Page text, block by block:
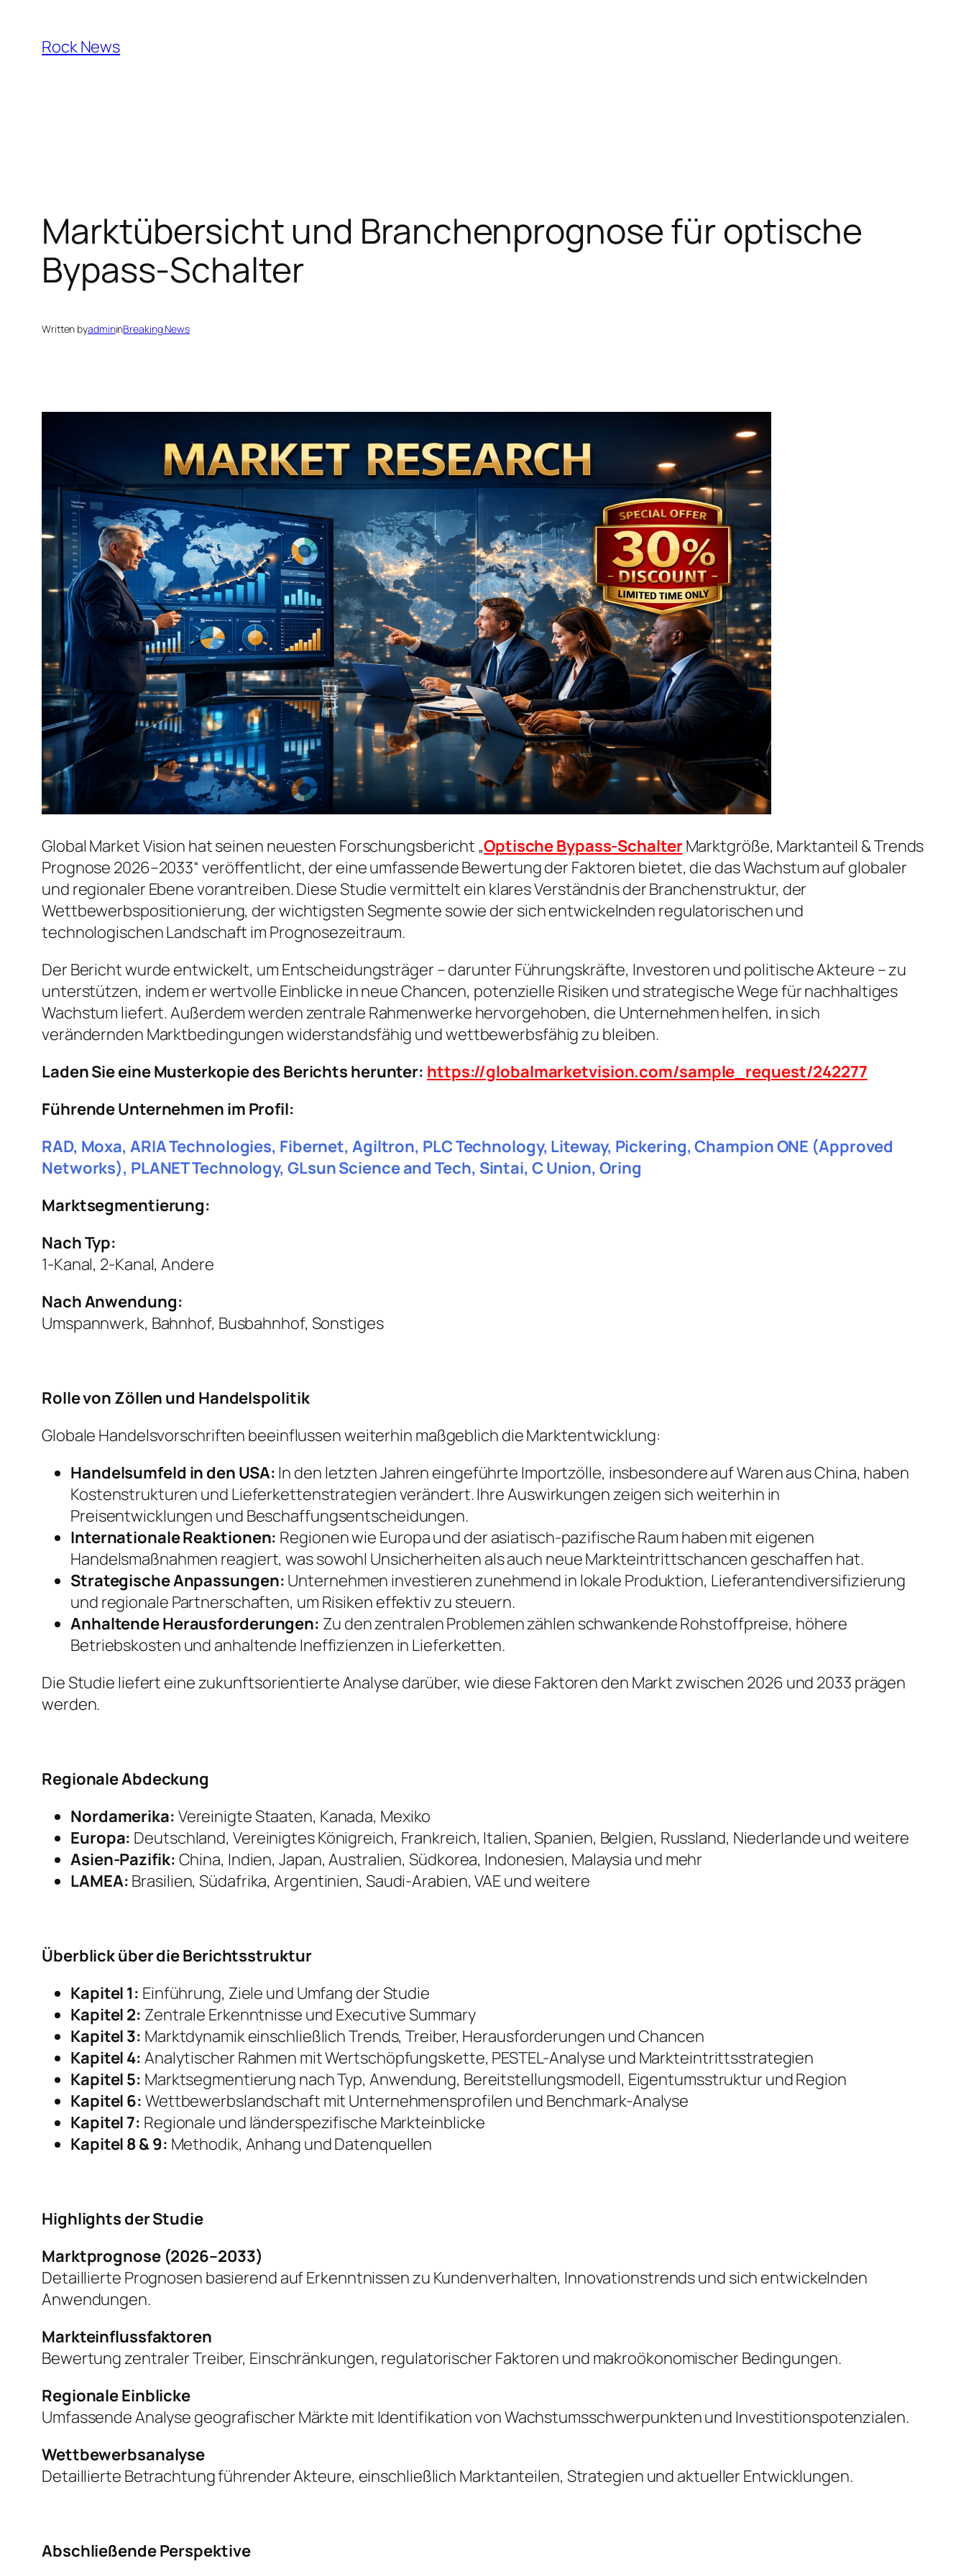
content
Rock News
Marktübersicht und Branchenprognose für optische
Bypass-Schalter
Written byadmininBreaking News
Global Market Vision hat seinen neuesten Forschungsbericht „Optische Bypass-SchalterMarktgröße, Marktanteil & Trends
Prognose 2026–2033“ veröffentlicht, der eine umfassende Bewertung der Faktoren bietet, die das Wachstum auf globaler
und regionaler Ebene vorantreiben. Diese Studie vermittelt ein klares Verständnis der Branchenstruktur, der
Wettbewerbspositionierung, der wichtigsten Segmente sowie der sich entwickelnden regulatorischen und
technologischen Landschaft im Prognosezeitraum.
Der Bericht wurde entwickelt, um Entscheidungsträger – darunter Führungskräfte, Investoren und politische Akteure – zu
unterstützen, indem er wertvolle Einblicke in neue Chancen, potenzielle Risiken und strategische Wege für nachhaltiges
Wachstum liefert. Außerdem werden zentrale Rahmenwerke hervorgehoben, die Unternehmen helfen, in sich
verändernden Marktbedingungen widerstandsfähig und wettbewerbsfähig zu bleiben.
Laden Sie eine Musterkopie des Berichts herunter: https://globalmarketvision.com/sample_request/242277
Führende Unternehmen im Profil:
RAD, Moxa, ARIA Technologies, Fibernet, Agiltron, PLC Technology, Liteway, Pickering, Champion ONE (Approved
Networks), PLANET Technology, GLsun Science and Tech, Sintai, C Union, Oring
Marktsegmentierung:
Nach Typ:
1-Kanal, 2-Kanal, Andere
Nach Anwendung:
Umspannwerk, Bahnhof, Busbahnhof, Sonstiges
Rolle von Zöllen und Handelspolitik
Globale Handelsvorschriften beeinflussen weiterhin maßgeblich die Marktentwicklung:
Handelsumfeld in den USA: In den letzten Jahren eingeführte Importzölle, insbesondere auf Waren aus China, haben
Kostenstrukturen und Lieferkettenstrategien verändert. Ihre Auswirkungen zeigen sich weiterhin in
Preisentwicklungen und Beschaffungsentscheidungen.
Internationale Reaktionen: Regionen wie Europa und der asiatisch-pazifische Raum haben mit eigenen
Handelsmaßnahmen reagiert, was sowohl Unsicherheiten als auch neue Markteintrittschancen geschaffen hat.
Strategische Anpassungen: Unternehmen investieren zunehmend in lokale Produktion, Lieferantendiversifizierung
und regionale Partnerschaften, um Risiken effektiv zu steuern.
Anhaltende Herausforderungen: Zu den zentralen Problemen zählen schwankende Rohstoffpreise, höhere
Betriebskosten und anhaltende Ineffizienzen in Lieferketten.
Die Studie liefert eine zukunftsorientierte Analyse darüber, wie diese Faktoren den Markt zwischen 2026 und 2033 prägen
werden.
Regionale Abdeckung
Nordamerika: Vereinigte Staaten, Kanada, Mexiko
Europa: Deutschland, Vereinigtes Königreich, Frankreich, Italien, Spanien, Belgien, Russland, Niederlande und weitere
Asien-Pazifik: China, Indien, Japan, Australien, Südkorea, Indonesien, Malaysia und mehr
LAMEA: Brasilien, Südafrika, Argentinien, Saudi-Arabien, VAE und weitere
Überblick über die Berichtsstruktur
Kapitel 1: Einführung, Ziele und Umfang der Studie
Kapitel 2: Zentrale Erkenntnisse und Executive Summary
Kapitel 3: Marktdynamik einschließlich Trends, Treiber, Herausforderungen und Chancen
Kapitel 4: Analytischer Rahmen mit Wertschöpfungskette, PESTEL-Analyse und Markteintrittsstrategien
Kapitel 5: Marktsegmentierung nach Typ, Anwendung, Bereitstellungsmodell, Eigentumsstruktur und Region
Kapitel 6: Wettbewerbslandschaft mit Unternehmensprofilen und Benchmark-Analyse
Kapitel 7: Regionale und länderspezifische Markteinblicke
Kapitel 8 & 9: Methodik, Anhang und Datenquellen
Highlights der Studie
Marktprognose (2026–2033)
Detaillierte Prognosen basierend auf Erkenntnissen zu Kundenverhalten, Innovationstrends und sich entwickelnden
Anwendungen.
Markteinflussfaktoren
Bewertung zentraler Treiber, Einschränkungen, regulatorischer Faktoren und makroökonomischer Bedingungen.
Regionale Einblicke
Umfassende Analyse geografischer Märkte mit Identifikation von Wachstumsschwerpunkten und Investitionspotenzialen.
Wettbewerbsanalyse
Detaillierte Betrachtung führender Akteure, einschließlich Marktanteilen, Strategien und aktueller Entwicklungen.
Abschließende Perspektive